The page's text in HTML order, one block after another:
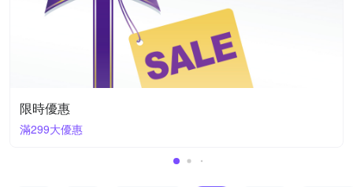
限時優惠
滿299大優惠